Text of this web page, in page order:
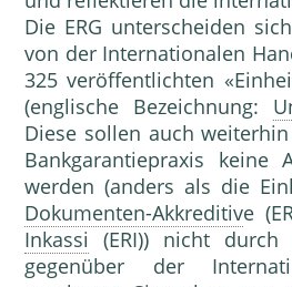
Die ERG unterscheiden
von der Internationalen
325 veröffentlichten
(englische Bezeichnung:
Diese sollen auch
Bankgarantiepraxis keine
werden (anders als die
Dokumenten-Akkreditive
Inkassi (ERI)) nicht
gegenüber der